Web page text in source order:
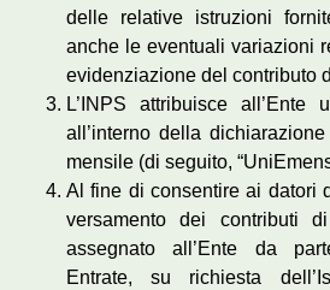
delle relative istruzioni
anche le eventuali variazioni
evidenziazione del contributo
L’INPS attribuisce
all’interno della
mensile (di seguito,
Al fine di consentire ai datori
versamento dei contributi
assegnato all’Ente da
Entrate, su richiesta